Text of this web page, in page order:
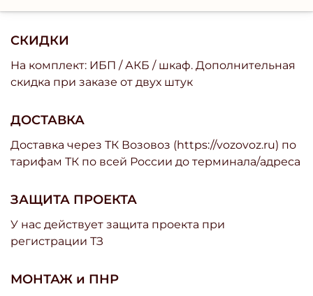
СКИДКИ
На комплект: ИБП / АКБ / шкаф. Дополнительная
скидка при заказе от двух штук
ДОСТАВКА
Доставка через ТК Возовоз (https://vozovoz.ru) по
тарифам ТК по всей России до терминала/адреса
ЗАЩИТА ПРОЕКТА
У нас действует защита проекта при
регистрации ТЗ
МОНТАЖ и ПНР